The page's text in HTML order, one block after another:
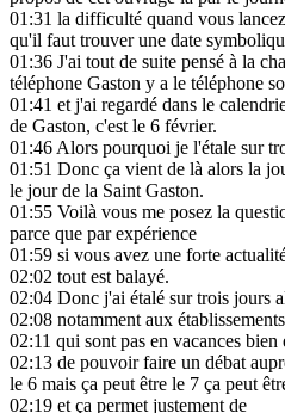
01:31 la difficulté quand vous
qu'il faut trouver une date
01:36 J'ai tout de suite pensé à la
téléphone Gaston y a le téléphone
01:41 et j'ai regardé dans le
de Gaston, c'est le 6 février.
01:46Alors pourquoi je l'étale sur
01:51 Donc ça vient de là alors la
le jour de la Saint Gaston.
01:55 Voilà vous me posez la
parce que par expérience
01:59 si vous avez une forte
02:02 tout est balayé.
02:04 Donc j'ai étalé sur trois jours
02:08 notamment aux
02:11 qui sont pas en vacances bien
02:13 de pouvoir faire un débat
le 6 mais ça peut être le 7 ça peut
02:19 et ça permet justement de